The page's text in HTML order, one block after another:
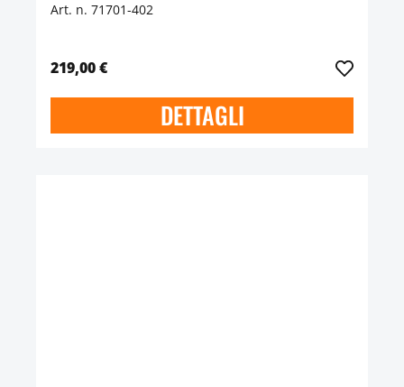
Art. n. 71701-402
219,00 €
DETTAGLI